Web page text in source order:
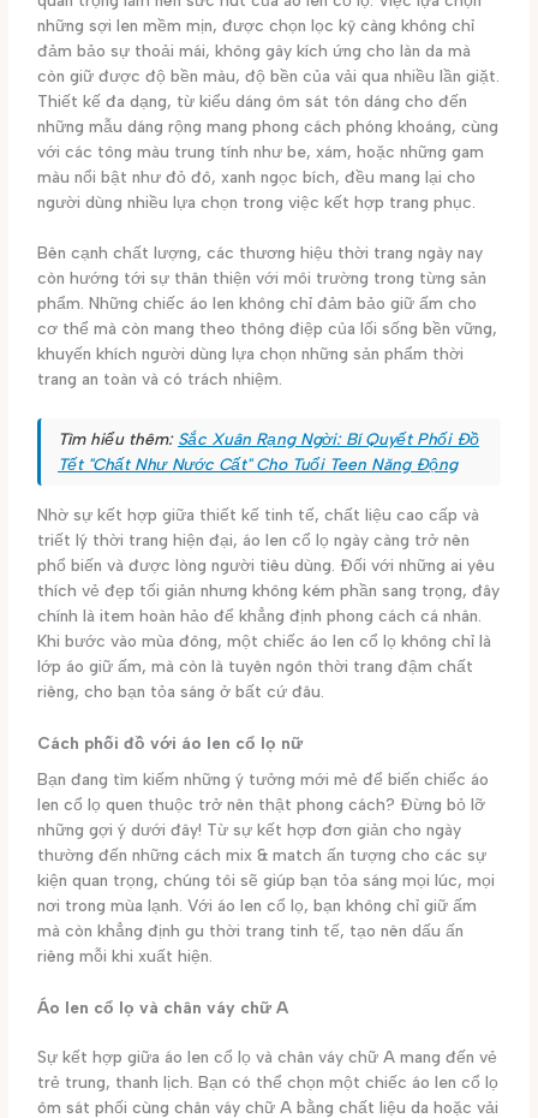
những sợi len mềm mịn, được chọn lọc kỹ càng không chỉ
đảm bảo sự thoải mái, không gây kích ứng cho làn da mà
còn giữ được độ bền màu, độ bền của vải qua nhiều lần giặt.
Thiết kế đa dạng, từ kiểu dáng ôm sát tôn dáng cho đến
những mẫu dáng rộng mang phong cách phóng khoáng, cùng
với các tông màu trung tính như be, xám, hoặc những gam
màu nổi bật như đỏ đô, xanh ngọc bích, đều mang lại cho
người dùng nhiều lựa chọn trong việc kết hợp trang phục.
Bên cạnh chất lượng, các thương hiệu thời trang ngày nay
còn hướng tới sự thân thiện với môi trường trong từng sản
phẩm. Những chiếc áo len không chỉ đảm bảo giữ ấm cho
cơ thể mà còn mang theo thông điệp của lối sống bền vững,
khuyến khích người dùng lựa chọn những sản phẩm thời
trang an toàn và có trách nhiệm.
Tìm hiểu thêm: Sắc Xuân Rạng Ngời: Bí Quyết Phối Đồ
Tết "Chất Như Nước Cất" Cho Tuổi Teen Năng Động
Nhờ sự kết hợp giữa thiết kế tinh tế, chất liệu cao cấp và
triết lý thời trang hiện đại, áo len cổ lọ ngày càng trở nên
phổ biến và được lòng người tiêu dùng. Đối với những ai yêu
thích vẻ đẹp tối giản nhưng không kém phần sang trọng, đây
chính là item hoàn hảo để khẳng định phong cách cá nhân.
Khi bước vào mùa đông, một chiếc áo len cổ lọ không chỉ là
lớp áo giữ ấm, mà còn là tuyên ngôn thời trang đậm chất
riêng, cho bạn tỏa sáng ở bất cứ đâu.
Cách phối đồ với áo len cổ lọ nữ
Bạn đang tìm kiếm những ý tưởng mới mẻ để biến chiếc áo
len cổ lọ quen thuộc trở nên thật phong cách? Đừng bỏ lỡ
những gợi ý dưới đây! Từ sự kết hợp đơn giản cho ngày
thường đến những cách mix & match ấn tượng cho các sự
kiện quan trọng, chúng tôi sẽ giúp bạn tỏa sáng mọi lúc, mọi
nơi trong mùa lạnh. Với áo len cổ lọ, bạn không chỉ giữ ấm
mà còn khẳng định gu thời trang tinh tế, tạo nên dấu ấn
riêng mỗi khi xuất hiện.
Áo len cổ lọ và chân váy chữ A
Sự kết hợp giữa áo len cổ lọ và chân váy chữ A mang đến vẻ
trẻ trung, thanh lịch. Bạn có thể chọn một chiếc áo len cổ lọ
ôm sát phối cùng chân váy chữ A bằng chất liệu da hoặc vải